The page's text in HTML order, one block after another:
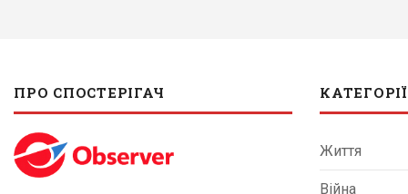
ПРО СПОСТЕРІГАЧ КАТЕГОРІЇ
Життя
Війна